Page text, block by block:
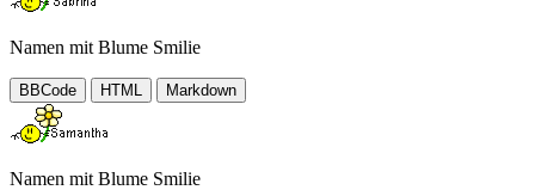
Namen mit Blume Smilie
BBCode HTML Markdown
Namen mit Blume Smilie